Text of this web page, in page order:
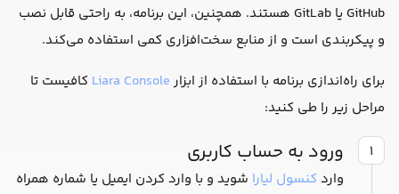
GitHub یا GitLab هستند. همچنین، این برنامه، به راحتی قابل نصب
و پیکربندی است و از منابع سخت‌افزاری کمی استفاده می‌کند.
برای راه‌اندازی برنامه با استفاده از ابزار Liara Console کافیست تا
مراحل زیر را طی کنید:
۱ ورود به حساب کاربری
وارد کنسول لیارا شوید و با وارد کردن ایمیل یا شماره همراه